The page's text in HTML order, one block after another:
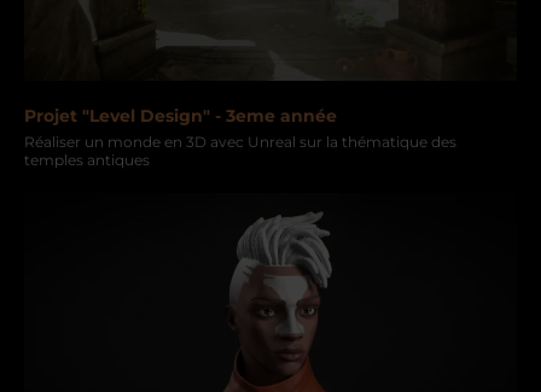
Projet "Level Design" - 3eme année
Réaliser un monde en 3D avec Unreal sur la thématique des
temples antiques